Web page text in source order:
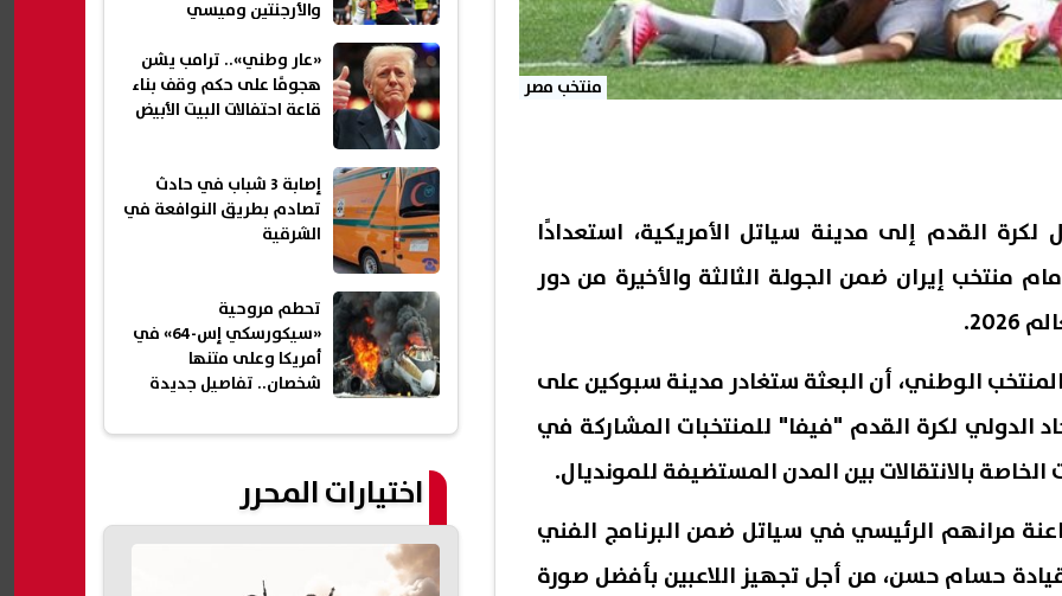
منتخب مصر
القدم إلى مدينة سياتل الأمريكية، استعدادًا
منتخب إيران ضمن الجولة الثالثة والأخيرة من دور
الوطني، أن البعثة ستغادر مدينة سبوكين على
الدولي لكرة القدم "فيفا" للمنتخبات المشاركة في
الخاصة بالانتقالات بين المدن المستضيفة للمونديال.
مرانهم الرئيسي في سياتل ضمن البرنامج الفني
حسام حسن، من أجل تجهيز اللاعبين بأفضل صورة
والأرجنتين وميسي
«عار وطني».. ترامب يشن
هجومًا على حكم وقف بناء
قاعة احتفالات البيت الأبيض
إصابة 3 شباب في حادث
تصادم بطريق النوافعة في
الشرقية
تحطم مروحية
«سيكورسكي إس-64» في
أمريكا وعلى متنها
شخصان.. تفاصيل جديدة
اختيارات المحرر